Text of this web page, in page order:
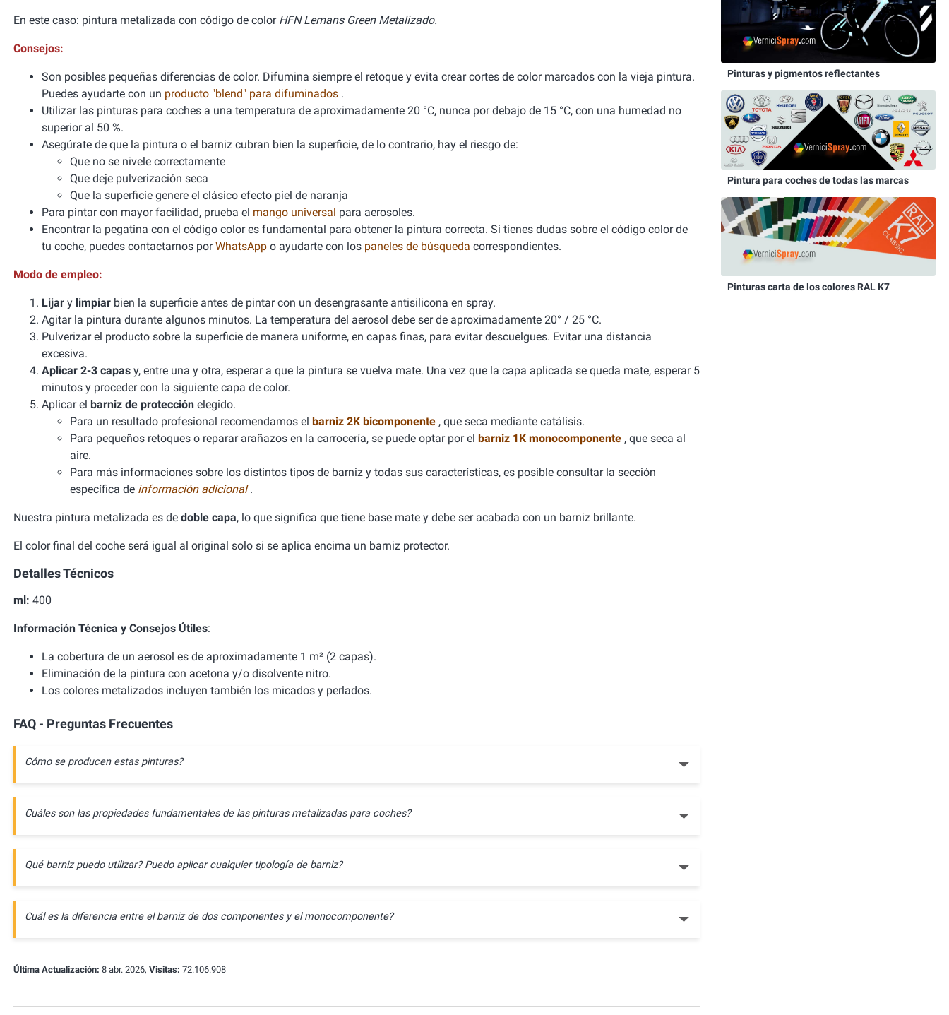
En este caso: pintura metalizada con código de color HFN Lemans Green Metalizado.
Consejos:
Son posibles pequeñas diferencias de color. Difumina siempre el retoque y evita crear cortes de color marcados con la vieja pintura.
Puedes ayudarte con un producto "blend" para difuminados .
Utilizar las pinturas para coches a una temperatura de aproximadamente 20 °C, nunca por debajo de 15 °C, con una humedad no
superior al 50 %.
Asegúrate de que la pintura o el barniz cubran bien la superficie, de lo contrario, hay el riesgo de:
Que no se nivele correctamente
Que deje pulverización seca
Que la superficie genere el clásico efecto piel de naranja
Para pintar con mayor facilidad, prueba el mango universal para aerosoles.
Encontrar la pegatina con el código color es fundamental para obtener la pintura correcta. Si tienes dudas sobre el código color de
tu coche, puedes contactarnos porWhatsApp o ayudarte con los paneles de búsqueda correspondientes.
Modo de empleo:
Lijar y limpiar bien la superficie antes de pintar con un desengrasante antisilicona en spray.
Agitar la pintura durante algunos minutos. La temperatura del aerosol debe ser de aproximadamente 20° / 25 °C.
Pulverizar el producto sobre la superficie de manera uniforme, en capas finas, para evitar descuelgues. Evitar una distancia
excesiva.
Aplicar 2-3 capas y, entre una y otra, esperar a que la pintura se vuelva mate. Una vez que la capa aplicada se queda mate, esperar 5
minutos y proceder con la siguiente capa de color.
Aplicar el barniz de protección elegido.
Para un resultado profesional recomendamos el barniz 2K bicomponente , que seca mediante catálisis.
Para pequeños retoques o reparar arañazos en la carrocería, se puede optar por el barniz 1K monocomponente , que seca al
aire.
Para más informaciones sobre los distintos tipos de barniz y todas sus características, es posible consultar la sección
específica de información adicional.
Nuestra pintura metalizada es de doble capa, lo que significa que tiene base mate y debe ser acabada con un barniz brillante.
El color final del coche será igual al original solo si se aplica encima un barniz protector.
Detalles Técnicos
ml: 400
Información Técnica y Consejos Útiles:
La cobertura de un aerosol es de aproximadamente 1 m² (2 capas).
Eliminación de la pintura con acetona y/o disolvente nitro.
Los colores metalizados incluyen también los micados y perlados.
FAQ - Preguntas Frecuentes
Cómo se producen estas pinturas?
Cuáles son las propiedades fundamentales de las pinturas metalizadas para coches?
Qué barniz puedo utilizar? Puedo aplicar cualquier tipología de barniz?
Cuál es la diferencia entre el barniz de dos componentes y el monocomponente?
Última Actualización: 8 abr. 2026, Visitas: 72.106.908
Pinturas y pigmentos reflectantes
Pintura para coches de todas las marcas
Pinturas carta de los colores RAL K7